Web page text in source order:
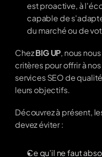
est proactive, à
capable de
du marché ou de
Chez BIG UP, nous
critères pour offrir à
services SEO de
leurs objectifs.
Découvrez à présent,
devez éviter :
Ce qu’il ne faut